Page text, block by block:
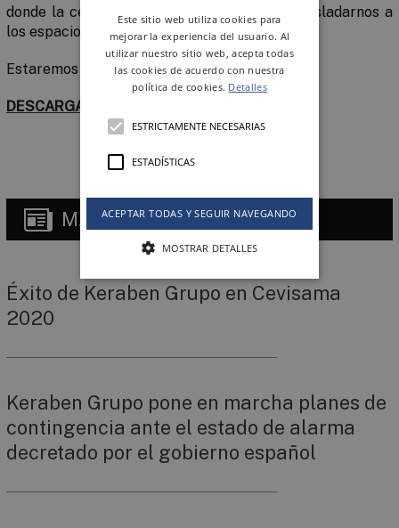
donde la cerámica cobra voz propia para trasladarnos a
los espacios más especiales y sugerentes.
Estaremos en elpabellón N2-P2, stand B54
DESCARGAR ENTRADA
MÁSNOTICIAS
Éxito de Keraben Grupo en Cevisama
2020
Keraben Grupo pone en marcha planes de
contingencia ante el estado de alarma
decretado por el gobierno español
Este sitio web utiliza cookies para
mejorar la experiencia del usuario. Al
utilizar nuestro sitio web, acepta todas
las cookies de acuerdo con nuestra
política de cookies. Detalles
ESTRICTAMENTE NECESARIAS
ESTADÍSTICAS
ACEPTAR TODAS Y SEGUIR NAVEGANDO
MOSTRAR DETALLES